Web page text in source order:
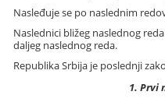
Nasleđuje se po naslednim
Naslednici bližeg naslednog
daljeg naslednog reda.
Republika Srbija je poslednji
1. Prvi